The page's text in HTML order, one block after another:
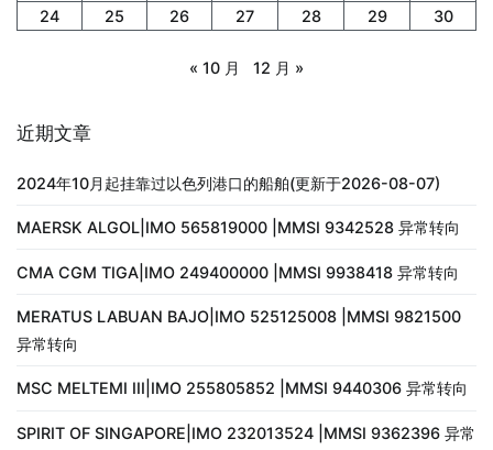
24
25 26 27 28 29 30
« 10 月 12 月 »
近期文章
2024年10月起挂靠过以色列港口的船舶(更新于2026-08-07)
MAERSK ALGOL|IMO 565819000 |MMSI 9342528 异常转向
CMA CGM TIGA|IMO 249400000 |MMSI 9938418 异常转向
MERATUS LABUAN BAJO|IMO 525125008 |MMSI 9821500
异常转向
MSC MELTEMI III|IMO 255805852 |MMSI 9440306 异常转向
SPIRIT OF SINGAPORE|IMO 232013524 |MMSI 9362396 异常